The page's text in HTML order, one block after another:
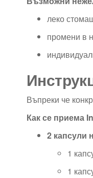
леко
промени в
Въпреки че
Как се приема
2 капсули
1
1